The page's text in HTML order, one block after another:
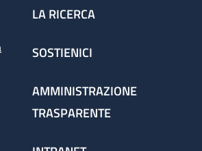
LA RICERCA
SOSTIENICI
AMMINISTRAZIONE
TRASPARENTE